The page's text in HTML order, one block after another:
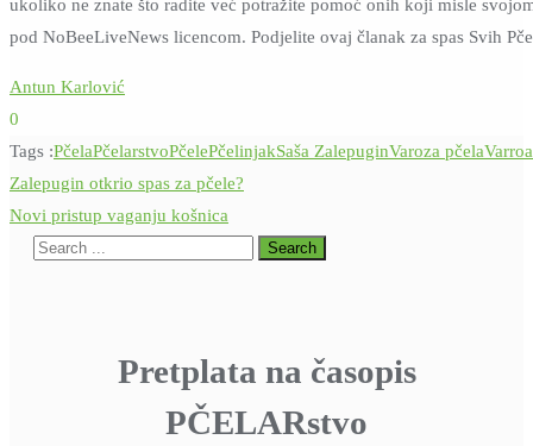
ukoliko ne znate što radite već potražite pomoć onih koji misle
pod NoBeeLiveNews licencom. Podjelite ovaj članak za spas Svih
Antun Karlović
0
Tags :PčelaPčelarstvoPčelePčelinjakSaša ZalepuginVaroza pčelaVarroa
Navigacija
objava
Zalepugin otkrio spas za pčele?
Novi pristup vaganju košnica
Pretplata na časopis
PČELARstvo